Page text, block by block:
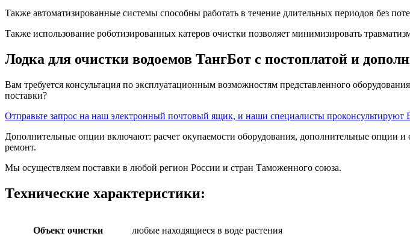
Также автоматизированные системы способны работать в течение длительных периодов без
Также использование роботизированных катеров очистки позволяет минимизировать
Лодка для очистки водоемов ТангБот с постоплатой и
Вам требуется консультация по эксплуатационным возможностям представленного
поставки?
Отправьте запрос на наш электронный почтовый ящик, и наши специалисты
Дополнительные опции включают: расчет окупаемости оборудования, дополнительные опции и
ремонт.
Мы осуществляем поставки в любой регион России и стран Таможенного союза.
Технические характеристики:
Объект очистки любые находящиеся в воде растения